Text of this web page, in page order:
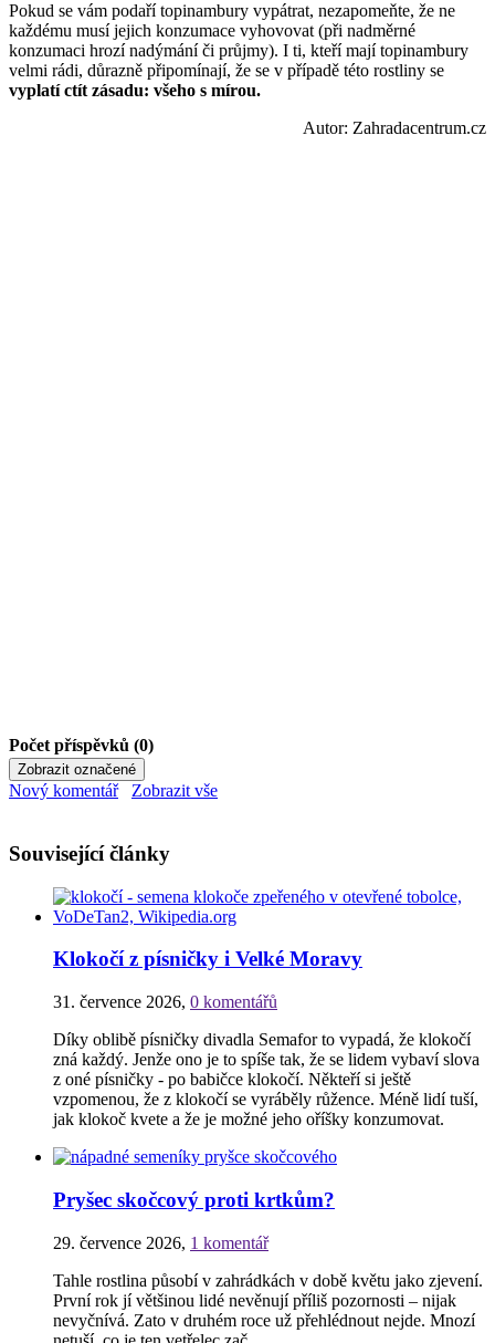
Pokud se vám podaří topinambury vypátrat, nezapomeňte, že ne
každému musí jejich konzumace vyhovovat (při nadměrné
konzumaci hrozí nadýmání či průjmy). I ti, kteří mají topinambury
velmi rádi, důrazně připomínají, že se v případě této rostliny se
vyplatí ctít zásadu: všeho s mírou.
Autor: Zahradacentrum.cz
Počet příspěvků (0)
Nový komentář Zobrazit vše
Související články
Klokočí z písničky i Velké Moravy
31. července 2026, 0 komentářů
Díky oblibě písničky divadla Semafor to vypadá, že klokočí
zná každý. Jenže ono je to spíše tak, že se lidem vybaví slova
z oné písničky - po babičce klokočí. Někteří si ještě
vzpomenou, že z klokočí se vyráběly růžence. Méně lidí tuší,
jak klokoč kvete a že je možné jeho oříšky konzumovat.
Pryšec skočcový proti krtkům?
29. července 2026, 1 komentář
Tahle rostlina působí v zahrádkách v době květu jako zjevení.
První rok jí většinou lidé nevěnují příliš pozornosti – nijak
nevyčnívá. Zato v druhém roce už přehlédnout nejde. Mnozí